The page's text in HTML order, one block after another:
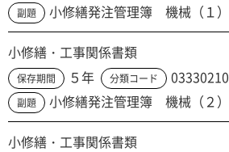
副題 小修繕発注管理簿 機械（１）
小修繕・工事関係書類
保存期間 ５年 分類コード 03330210
副題 小修繕発注管理簿 機械（２）
小修繕・工事関係書類